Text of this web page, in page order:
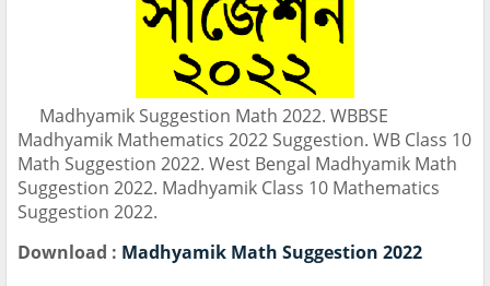
Madhyamik Suggestion Math 2022. WBBSE
Madhyamik Mathematics 2022 Suggestion. WB Class 10
Math Suggestion 2022. West Bengal Madhyamik Math
Suggestion 2022. Madhyamik Class 10 Mathematics
Suggestion 2022.
Download : Madhyamik Math Suggestion 2022